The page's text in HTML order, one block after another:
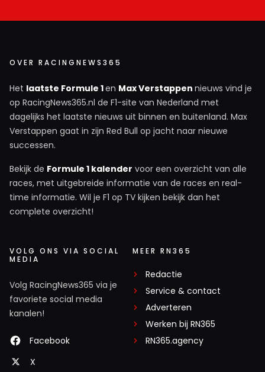
OVER RACINGNEWS365
Het laatste Formule 1en Max Verstappen nieuws vind je
op RacingNews365.nl de F1-site van Nederland met
dagelijks het laatste nieuws uit binnen en buitenland. Max
Verstappen gaat in zijn Red Bull op jacht naar nieuwe
successen.
Bekijk de Formule 1 kalender voor een overzicht van alle
races, met uitgebreide informatie van de races en real-
time informatie. Wil je F1 op TV kijken bekijk dan het
complete overzicht!
VOLG ONS VIA SOCIAL
MEDIA
Volg RacingNews365 via je
favoriete social media
kanalen!
Facebook
X
MEER RN365
Redactie
Service & contact
Adverteren
Werken bij RN365
RN365.agency